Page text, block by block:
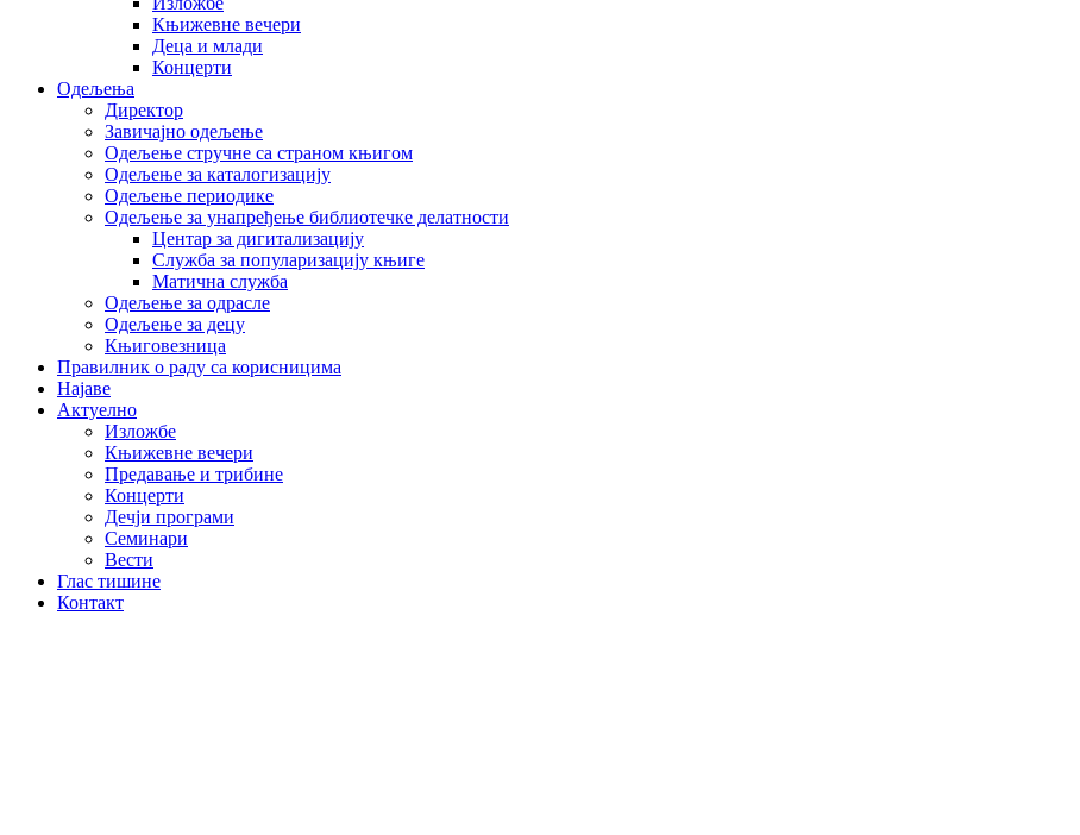
Књижевне вечери
Деца и млади
Концерти
Одељења
Директор
Завичајно одељење
Одељење стручне са страном књигом
Одељење за каталогизацију
Одељење периодике
Одељење за унапређење библиотечке делатности
Центар за дигитализацију
Служба за популаризацију књиге
Матична служба
Одељење за одрасле
Одељење за децу
Књиговезница
Правилник о раду са корисницима
Најаве
Актуелно
Изложбе
Књижевне вечери
Предавање и трибине
Концерти
Дечји програми
Семинари
Вести
Глас тишине
Контакт